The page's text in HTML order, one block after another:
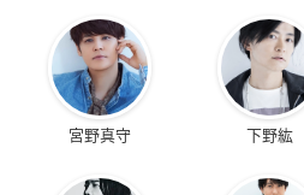
宮野真守 下野紘